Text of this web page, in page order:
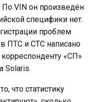
По VIN он произведён
специфики нет.
проблем
ПТС и СТС написано
«СП»
Solaris.
что статистику